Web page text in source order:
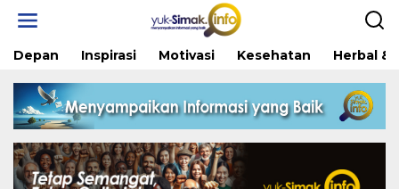
Depan Inspirasi Motivasi Kesehatan Herbal &